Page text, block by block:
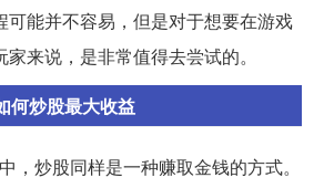
可能并不容易，但是对于想要在游戏
来说，是非常值得去尝试的。
何炒股最大收益
，炒股同样是一种赚取金钱的方式。